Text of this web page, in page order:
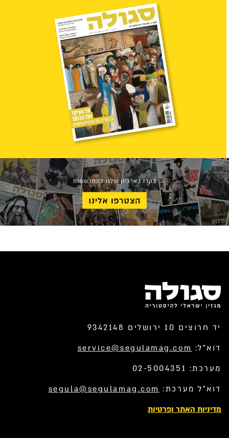
יד חרוצים 10 ירושלים 9342148
דוא”ל: service@segulamag.com
מערכת: 02-5004351
דוא”ל מערכת: segula@segulamag.com
מדיניות האתר ופרטיות